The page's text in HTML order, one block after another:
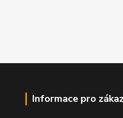
Informace pro